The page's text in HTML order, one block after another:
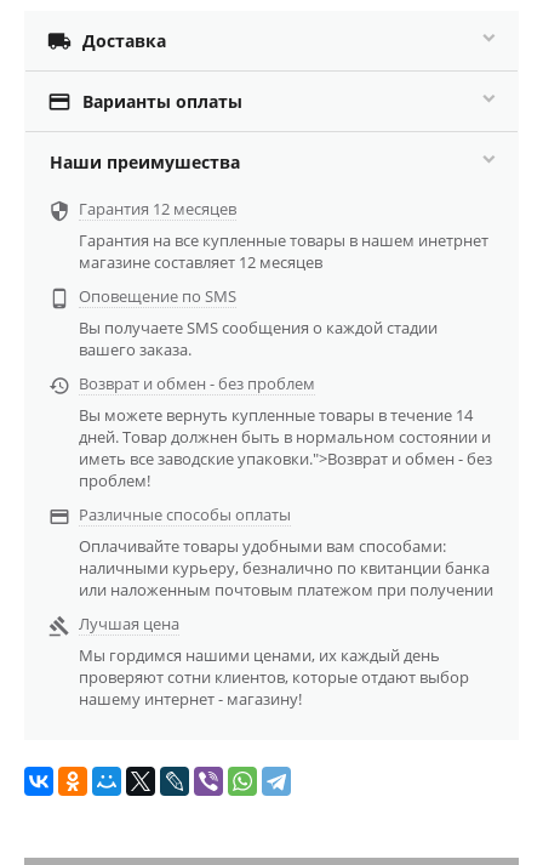
 Доставка
 Варианты оплаты
Наши преимушества
 Гарантия 12 месяцев
Гарантия на все купленные товары в нашем инетрнет
магазине составляет 12 месяцев

Оповещение по SMS
Вы получаете SMS сообщения о каждой стадии
вашего заказа.
 Возврат и обмен - без проблем
Вы можете вернуть купленные товары в течение 14
дней. Товар должнен быть в нормальном состоянии и
иметь все заводские упаковки.">Возврат и обмен - без
проблем!
 Различные способы оплаты
Оплачивайте товары удобными вам способами:
наличными курьеру, безналично по квитанции банка
или наложенным почтовым платежом при получении

Лучшая цена
Мы гордимся нашими ценами, их каждый день
проверяют сотни клиентов, которые отдают выбор
нашему интернет - магазину!